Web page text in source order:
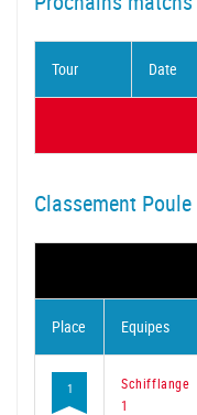
Tour Date
Classement Poule
Place Equipes
1
Schifflange
1